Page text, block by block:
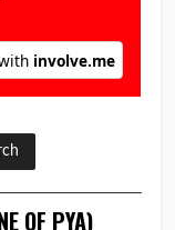
OF PYA)